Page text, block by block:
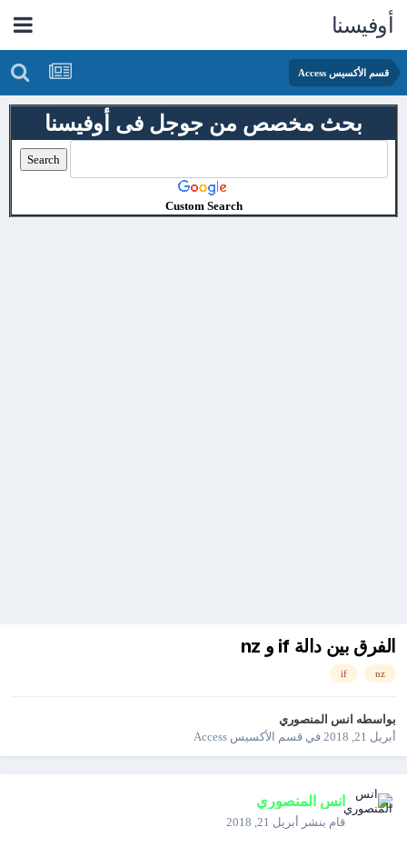
أوفيسنا
قسم الأكسيس Access
بحث مخصص من جوجل فى أوفيسنا
Custom Search
الفرق بين دالة if و nz
nz
if
بواسطه انس المنصوري
أبريل 21, 2018
في قسم الأكسيس Access
انس المنصوري
قام بنشر أبريل 21, 2018